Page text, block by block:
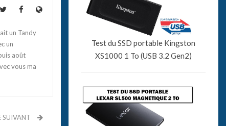
un Tandy
un
août
vous ma
SUIVANT
Test du SSD portable Kingston
XS1000 1 To (USB 3.2 Gen2)